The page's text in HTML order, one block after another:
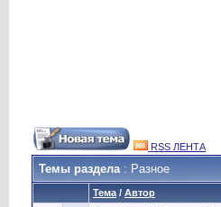
RSS ЛЕНТА
Темы раздела: Разное
Тема / Автор